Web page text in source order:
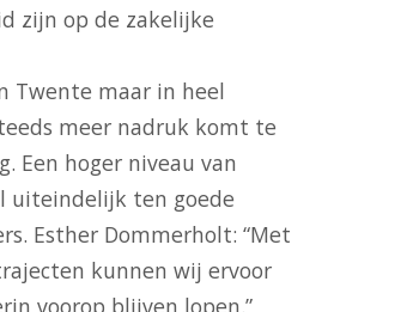
zijn op de zakelijke
Twente maar in heel
meer nadruk komt te
Een hoger niveau van
uiteindelijk ten goede
Esther Dommerholt: “Met
kunnen wij ervoor
voorop blijven lopen.”